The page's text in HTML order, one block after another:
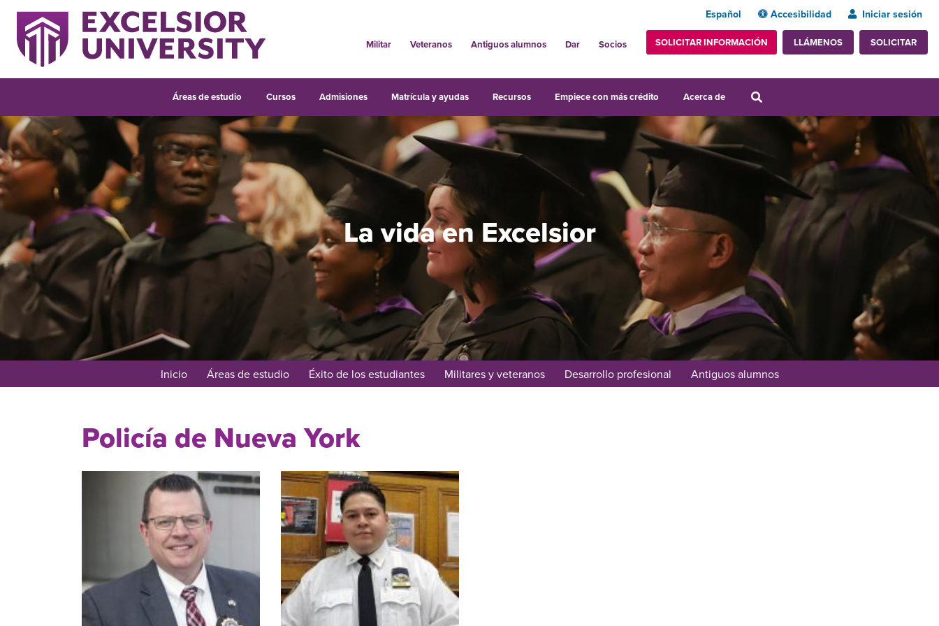
Español Accesibilidad Iniciar sesión
Militar Veteranos Antiguos alumnos Dar Socios SOLICITAR INFORMACIÓN LLÁMENOS SOLICITAR
Áreas de estudio Cursos Admisiones Matrícula y ayudas Recursos Empiece con más crédito Acerca de
La vida en Excelsior
Inicio Áreas de estudio Éxito de los estudiantes Militares y veteranos Desarrollo profesional Antiguos alumnos
Policía de Nueva York